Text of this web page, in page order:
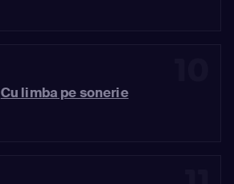
Cu limba pe sonerie